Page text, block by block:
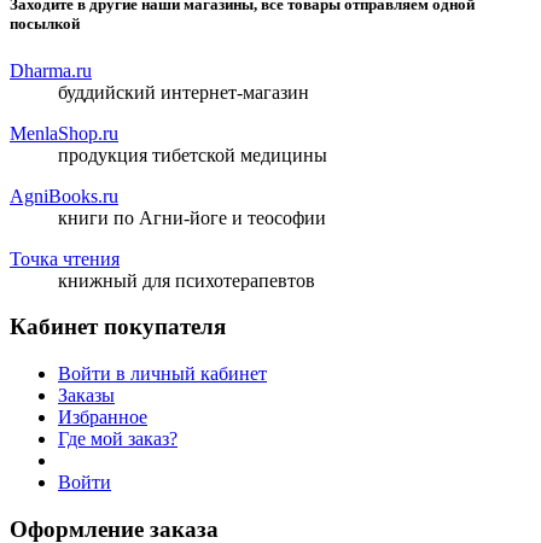
Заходите в другие наши магазины, все товары отправляем одной
посылкой
Dharma.ru
буддийский интернет-магазин
MenlaShop.ru
продукция тибетской медицины
AgniBooks.ru
книги по Агни-йоге и теософии
Точка чтения
книжный для психотерапевтов
Кабинет покупателя
Войти в личный кабинет
Заказы
Избранное
Где мой заказ?
Войти
Оформление заказа